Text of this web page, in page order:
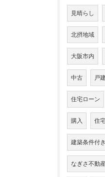
見晴らし
北摂地域
大阪市内
中古 戸
住宅ローン
購入 住
建築条件付
なぎさ不動